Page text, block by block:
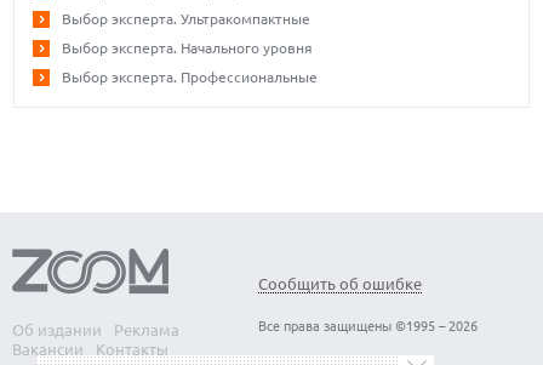
Выбор эксперта. Ультракомпактные
Выбор эксперта. Начального уровня
Выбор эксперта. Профессиональные
Об издании
Реклама
Вакансии
Контакты
Сообщить об ошибке
Все права защищены ©1995 – 2026